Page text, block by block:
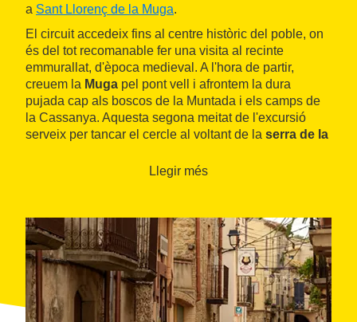
a Sant Llorenç de la Muga.
El circuit accedeix fins al centre històric del poble, on
és del tot recomanable fer una visita al recinte
emmurallat, d'època medieval. A l'hora de partir,
creuem la Muga pel pont vell i afrontem la dura
pujada cap als boscos de la Muntada i els camps de
la Cassanya. Aquesta segona meitat de l'excursió
serveix per tancar el cercle al voltant de la serra de la
Entre boscos de coníferes i camps de cirerers, entrem
Llegir més